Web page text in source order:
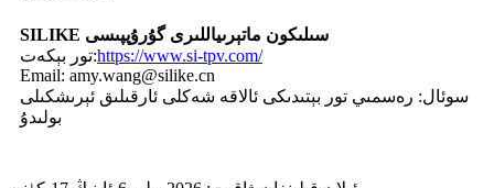
SILIKE سىلىكون ماتېرىياللىرى گۇرۇپپىسى
تور بېكەت:https://www.si-tpv.com/
Email: amy.wang@silike.cn
سوئال: رەسمىي تور بېتىدىكى ئالاقە شەكلى ئارقىلىق ئېرىشكىلى
بولىدۇ